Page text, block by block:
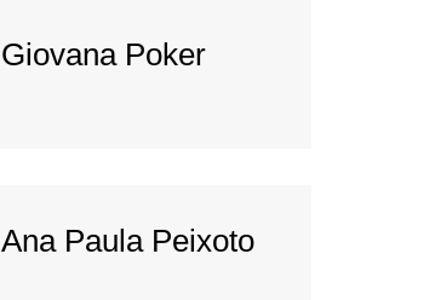
Giovana Poker
Ana Paula Peixoto